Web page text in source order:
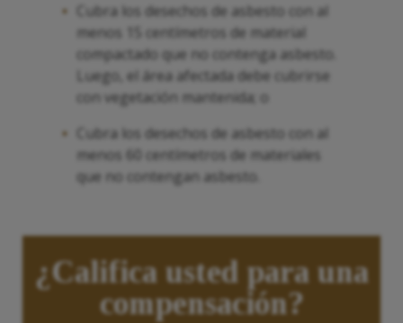
Cubra los desechos de asbesto con al
menos 15 centímetros de material
compactado que no contenga asbesto.
Luego, el área afectada debe cubrirse
con vegetación mantenida; o
Cubra los desechos de asbesto con al
menos 60 centímetros de materiales
que no contengan asbesto.
¿Califica usted para una
compensación?